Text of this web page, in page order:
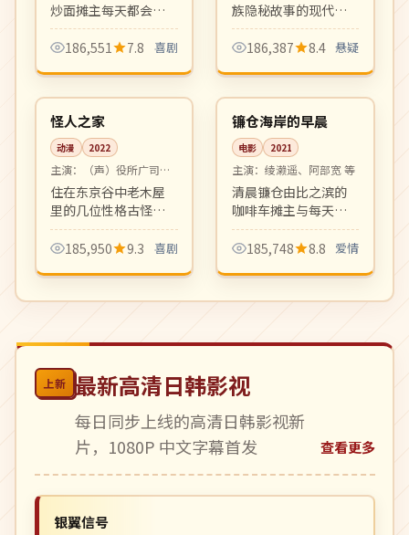
炒面摊主每天都会迎
来不同的食客与人生
故事。市井烟火气浓
想立刻吃一碗炒面。
186,551 7.8 喜剧
族隐秘故事的现代回
响，每集揭开一层关
于女将与女儿的恩怨
词凝练。
186,387 8.4 悬疑
日本
高分 99:43
怪人之家
动漫 2022
主演：
（声）役所广司、
宫崎葵 等
住在东京谷中老木屋
里的几位性格古怪老
人收留了一位逃跑少
女。日常风的奇幻动
185,950 9.3 喜剧
日本
高分 99:51
镰仓海岸的早晨
电影 2021
主演： 绫濑遥、阿部宽 等
清晨镰仓由比之滨的
咖啡车摊主与每天前
来跑步的退役棒球少
年间日复一日的简短
白动人。
185,748 8.8 爱情
上新 最新高清日韩影视
每日同步上线的高清日韩影视新
片，1080P 中文字幕首发
查看更多
日本
院线
银翼信号